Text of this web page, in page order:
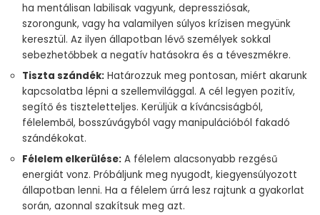
ha mentálisan labilisak vagyunk, depressziósak,
szorongunk, vagy ha valamilyen súlyos krízisen megyünk
keresztül. Az ilyen állapotban lévő személyek sokkal
sebezhetőbbek a negatív hatásokra és a téveszmékre.
Tiszta szándék: Határozzuk meg pontosan, miért akarunk
kapcsolatba lépni a szellemvilággal. A cél legyen pozitív,
segítő és tiszteletteljes. Kerüljük a kíváncsiságból,
félelemből, bosszúvágyból vagy manipulációból fakadó
szándékokat.
Félelem elkerülése: A félelem alacsonyabb rezgésű
energiát vonz. Próbáljunk meg nyugodt, kiegyensúlyozott
állapotban lenni. Ha a félelem úrrá lesz rajtunk a gyakorlat
során, azonnal szakítsuk meg azt.